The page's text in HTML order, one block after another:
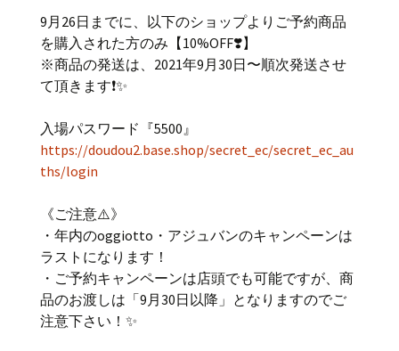
9月26日までに、以下のショップよりご予約商品
を購入された方のみ【10%OFF❣️】
※商品の発送は、2021年9月30日〜順次発送させ
て頂きます❗️✨
入場パスワード『5500』
https://doudou2.base.shop/secret_ec/secret_ec_au
ths/login
《ご注意⚠️》
・年内のoggiotto・アジュバンのキャンペーンは
ラストになります！
・ご予約キャンペーンは店頭でも可能ですが、商
品のお渡しは「9月30日以降」となりますのでご
注意下さい！✨